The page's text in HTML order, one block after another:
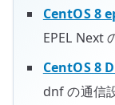
CentOS 8
EPEL Next
CentOS 8
dnf の通信